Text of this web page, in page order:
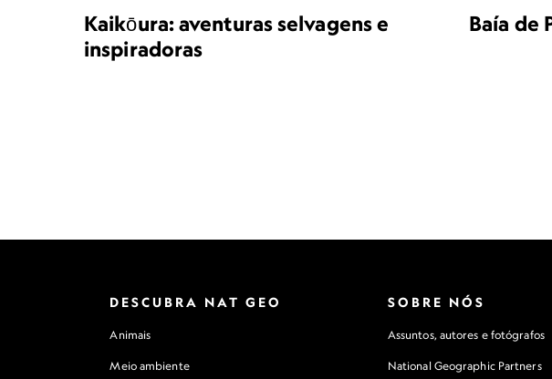
Kaikōura: aventuras selvagens e
inspiradoras
Baía de
DESCUBRA NAT GEO
Animais
Meio ambiente
SOBRE NÓS
Assuntos, autores e fotógrafos
National Geographic Partners